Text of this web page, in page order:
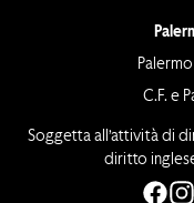
C.F. e
Soggetta all’attività di
diritto